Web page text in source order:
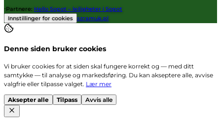
·Partnere: Hello Sopot – leiligheter i Sopot
Innstillinger for cookies szramuk.pl
Denne siden bruker cookies
Vi bruker cookies for at siden skal fungere korrekt og — med ditt
samtykke — til analyse og markedsføring. Du kan akseptere alle, avvise
valgfrie eller tilpasse valget. Lær mer
Aksepter alle Tilpass Avvis alle